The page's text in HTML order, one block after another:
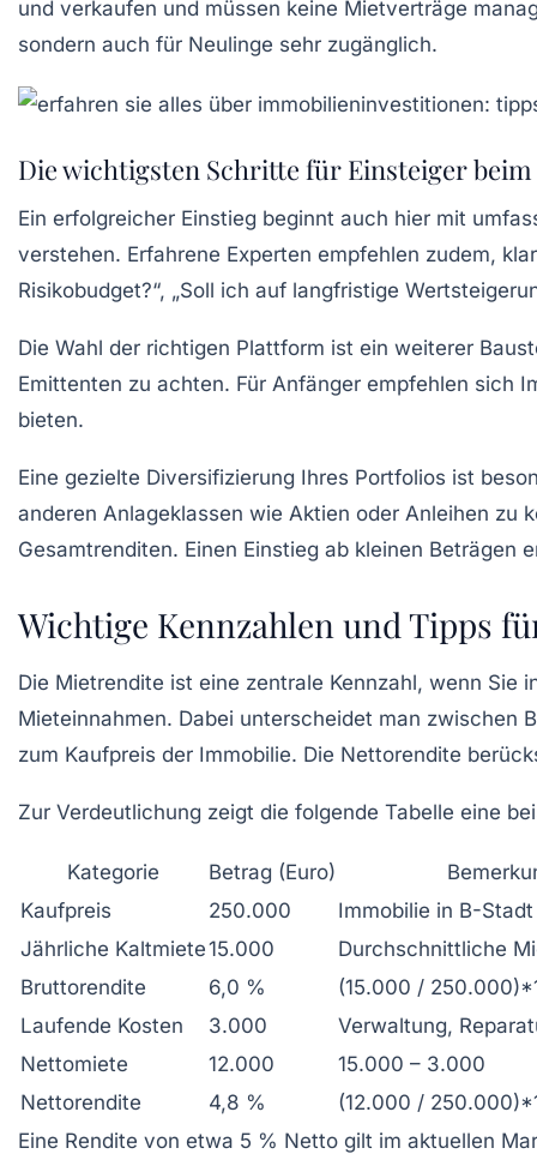
und verkaufen und müssen keine Mietverträge
sondern auch für Neulinge sehr zugänglich.
Die wichtigsten Schritte für Einsteiger
Ein erfolgreicher Einstieg beginnt auch hier mit
verstehen. Erfahrene Experten empfehlen zudem,
Risikobudget?“, „Soll ich auf langfristige
Die Wahl der richtigen Plattform ist ein weiterer
Emittenten zu achten. Für Anfänger empfehlen sich
bieten.
Eine gezielte Diversifizierung Ihres Portfolios ist
anderen Anlageklassen wie Aktien oder Anleihen zu
Gesamtrenditen. Einen Einstieg ab kleinen Beträgen
Wichtige Kennzahlen und Tipps
Die Mietrendite ist eine zentrale Kennzahl, wenn Sie
Mieteinnahmen. Dabei unterscheidet man zwischen
zum Kaufpreis der Immobilie. Die Nettorendite
Zur Verdeutlichung zeigt die folgende Tabelle eine
Kategorie Betrag (Euro)
Kaufpreis
250.000
Immobilie in B-Stadt
Jährliche Kaltmiete15.000
Durchschnittliche
Bruttorendite
6,0 %
(15.000 /
Laufende Kosten
3.000
Verwaltung,
Nettomiete
12.000
15.000 – 3.000
Nettorendite
4,8 %
(12.000 /
Eine Rendite von etwa 5 % Netto gilt im aktuellen